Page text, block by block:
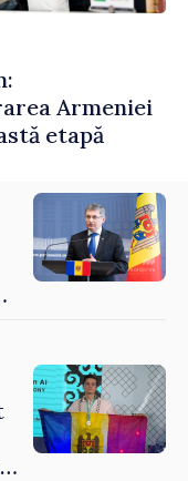
Armeniei
etapă